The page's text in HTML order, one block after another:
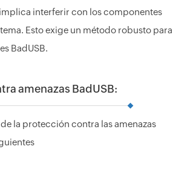
interferir con los componentes
Esto exige un método robusto para
BadUSB.
amenazas BadUSB:
la protección contra las amenazas